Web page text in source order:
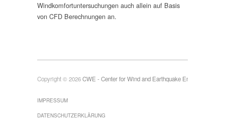
Windkomfortuntersuchungen auch allein auf Basis
von CFD Berechnungen an.
Copyright © 2026CWE - Center for Wind and Earthquake Engineering
IMPRESSUM
DATENSCHUTZERKLÄRUNG